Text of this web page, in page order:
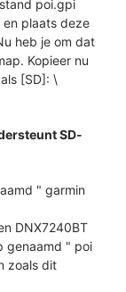
poi.gpi
plaats deze
heb je om dat
Kopieer nu
[SD]: \
SD-
" garmin
DNX7240BT
genaamd " poi
zoals dit